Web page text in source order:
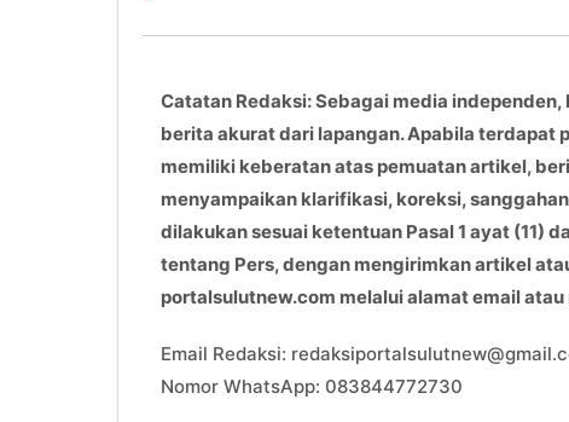
Catatan Redaksi: Sebagai media
berita akurat dari lapangan. Apabila terdapat
memiliki keberatan atas pemuatan artikel,
menyampaikan klarifikasi, koreksi,
dilakukan sesuai ketentuan Pasal 1 ayat (11)
tentang Pers, dengan mengirimkan artikel
portalsulutnew.com melalui alamat email
Email Redaksi:
Nomor WhatsApp: 083844772730